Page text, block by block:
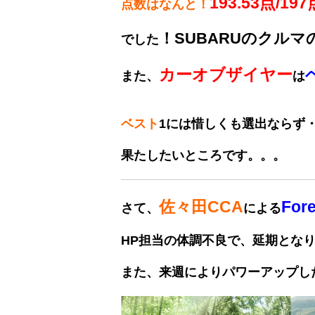
点数はなんと！
でした ！SUBARUのクル
また、 カーオブザイヤーは
ベスト 1には惜しくも選出ならず
果たしたいところです。。。
さて、佐々田CCAによる
HP担当の体調不良で、延期とな
また、来週によりパワーアップ